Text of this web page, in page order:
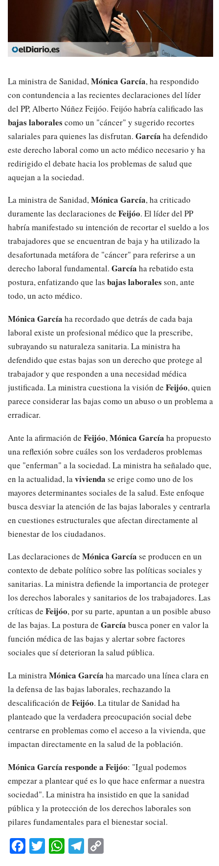
La ministra de Sanidad,Mónica García, ha respondido
con contundencia a las recientes declaraciones del líder
del PP, Alberto Núñez Feijóo. Feijóo habría calificado las
bajas laborales como un "cáncer" y sugerido recortes
salariales para quienes las disfrutan. García ha defendido
este derecho laboral como un acto médico necesario y ha
redirigido el debate hacia los problemas de salud que
aquejan a la sociedad.
La ministra de Sanidad,Mónica García, ha criticado
duramente las declaraciones de Feijóo. El líder del PP
habría manifestado su intención de recortar el sueldo a los
trabajadores que se encuentran de baja y ha utilizado la
desafortunada metáfora de "cáncer" para referirse a un
derecho laboral fundamental. García ha rebatido esta
postura, enfatizando que las bajas laborales son, ante
todo, un acto médico.
Mónica García ha recordado que detrás de cada baja
laboral existe un profesional médico que la prescribe,
subrayando su naturaleza sanitaria. La ministra ha
defendido que estas bajas son un derecho que protege al
trabajador y que responden a una necesidad médica
justificada. La ministra cuestiona la visión de Feijóo, quien
parece considerar las bajas como un abuso o un problema a
erradicar.
Ante la afirmación de Feijóo,Mónica García ha propuesto
una reflexión sobre cuáles son los verdaderos problemas
que "enferman" a la sociedad. La ministra ha señalado que,
en la actualidad, lavivienda se erige como uno de los
mayores determinantes sociales de la salud. Este enfoque
busca desviar la atención de las bajas laborales y centrarla
en cuestiones estructurales que afectan directamente al
bienestar de los ciudadanos.
Las declaraciones de Mónica García se producen en un
contexto de debate político sobre las políticas sociales y
sanitarias. La ministra defiende la importancia de proteger
los derechos laborales y sanitarios de los trabajadores. Las
críticas de Feijóo, por su parte, apuntan a un posible abuso
de las bajas. La postura de García busca poner en valor la
función médica de las bajas y alertar sobre factores
sociales que sí deterioran la salud pública.
La ministraMónica García ha marcado una línea clara en
la defensa de las bajas laborales, rechazando la
descalificación de Feijóo. La titular de Sanidad ha
planteado que la verdadera preocupación social debe
centrarse en problemas como el acceso a la vivienda, que
impactan directamente en la salud de la población.
Mónica García responde a Feijóo: "Igual podemos
empezar a plantear qué es lo que hace enfermar a nuestra
sociedad". La ministra ha insistido en que la sanidad
pública y la protección de los derechos laborales son
pilares fundamentales para el bienestar social.
Fa T W Te